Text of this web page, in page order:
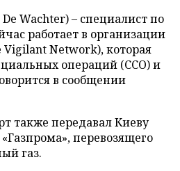
Wachter) – специалист по
работает в организации
Network), которая
операций (ССО) и
в сообщении
также передавал Киеву
перевозящего
газ.